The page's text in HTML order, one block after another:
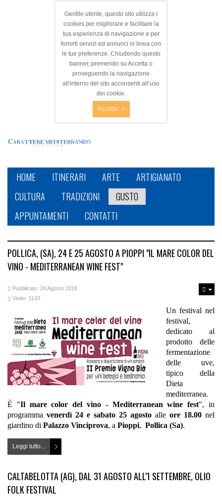
Gentile utente, questo sito utilizza i
cookies per migliorare e facilitare la
tua esperienza di navigazione e per
fornirti servizi ed annunci in linea con
le tue preferenze. Chiudendo questo
banner, premendo su Accetta o
proseguendo la navigazione
all'interno del sito acconsenti all’uso
dei cookie.
Accetta
HOME ITINERARI ARTE
ARTIGIANATO
CULTURA
TRADIZIONI
GUSTO
APPUNTAMENTI
CONTATTI
POLLICA, (SA), 24 E 25 AGOSTO A PIOPPI "IL MARE COLOR DEL
VINO - MEDITERRANEAN WINE FEST"
Pubblicato: 24 Agosto 2018
Visite: 3143
Un festival nel
festival,
dedicato al
prodotto delle
fermentazione
delle uve,
tipico della
Dieta
mediterranea.
È "Il mare color del vino - Mediterranean wine fest", in
programma venerdì 24 e sabato 25 agosto alle ore 18.00 nel
giardino di Palazzo Vinciprova, a Pioppi, Pollica (Sa).
Leggi tutto...
CALTABELOTTA (AG), DAL 31 AGOSTO ALL'1 SETTEMBRE, OLIO
FOLK FESTIVAL